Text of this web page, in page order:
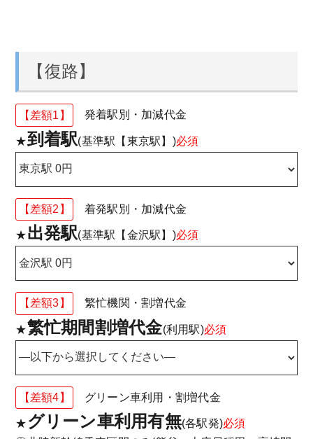
【復路】
【差額1】 発着駅別・加減代金
★到着駅(基準駅【東京駅】)必須
【差額2】 着発駅別・加減代金
★出発駅(基準駅【金沢駅】)必須
【差額3】 繁忙機関・割増代金
★繁忙期間割増代金(利用駅)必須
【差額4】 グリーン車利用・割増代金
★ グリーン車利用有無(各駅発)必須